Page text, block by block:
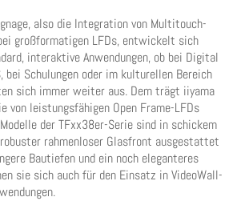
also die Integration von Multitouch-
großformatigen LFDs, entwickelt sich
interaktive Anwendungen, ob bei Digital
bei Schulungen oder im kulturellen Bereich
sich immer weiter aus. Dem trägt iiyama
von leistungsfähigen Open Frame-LFDs
der TFxx38er-Serie sind in schickem
rahmenloser Glasfront ausgestattet
Bautiefen und ein noch eleganteres
sie sich auch für den Einsatz in VideoWall-